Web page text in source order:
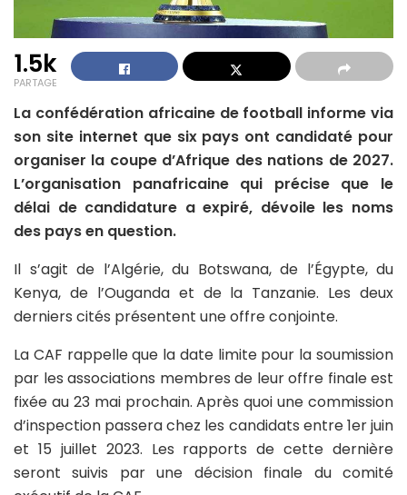
1.5k
PARTAGE
La confédération africaine de football informe via
son site internet que six pays ont candidaté pour
organiser la coupe d’Afrique des nations de 2027.
L’organisation panafricaine qui précise que le
délai de candidature a expiré, dévoile les noms
des pays en question.
Il s’agit de l’Algérie, du Botswana, de l’Égypte, du
Kenya, de l’Ouganda et de la Tanzanie. Les deux
derniers cités présentent une offre conjointe.
La CAF rappelle que la date limite pour la soumission
par les associations membres de leur offre finale est
fixée au 23 mai prochain. Après quoi une commission
d’inspection passera chez les candidats entre 1er juin
et 15 juillet 2023. Les rapports de cette dernière
seront suivis par une décision finale du comité